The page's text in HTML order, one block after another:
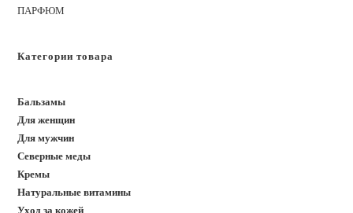
ПАРФЮМ
Категории товара
Бальзамы
Для женщин
Для мужчин
Северные меды
Кремы
Натуральные витамины
Уход за кожей